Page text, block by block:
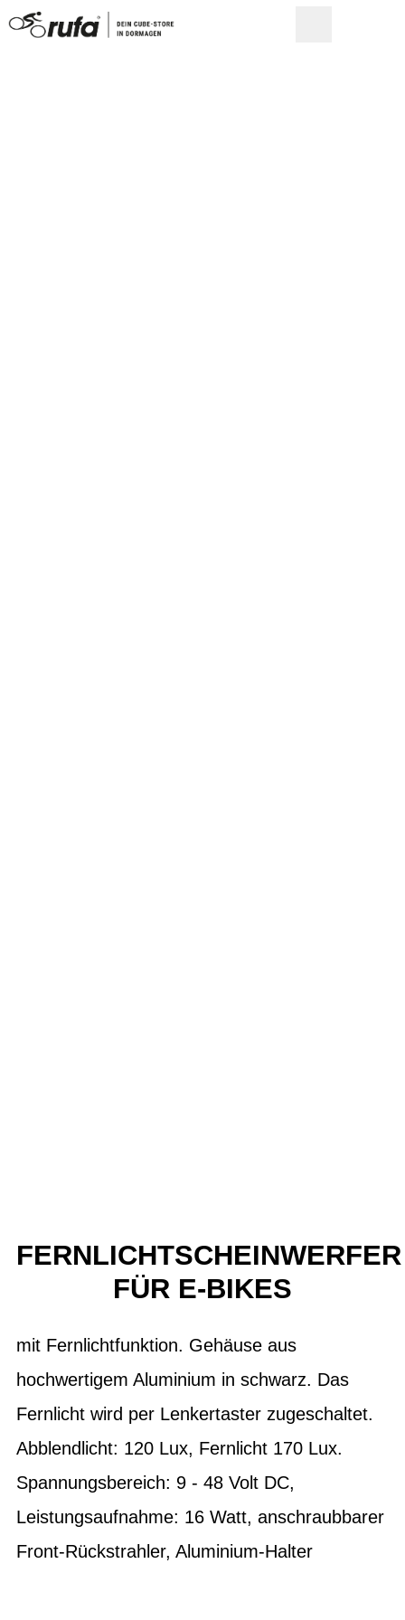
FERNLICHTSCHEINWERFER
FÜR E-BIKES
mit Fernlichtfunktion. Gehäuse aus
hochwertigem Aluminium in schwarz. Das
Fernlicht wird per Lenkertaster zugeschaltet.
Abblendlicht: 120 Lux, Fernlicht 170 Lux.
Spannungsbereich: 9 - 48 Volt DC,
Leistungsaufnahme: 16 Watt, anschraubbarer
Front-Rückstrahler, Aluminium-Halter